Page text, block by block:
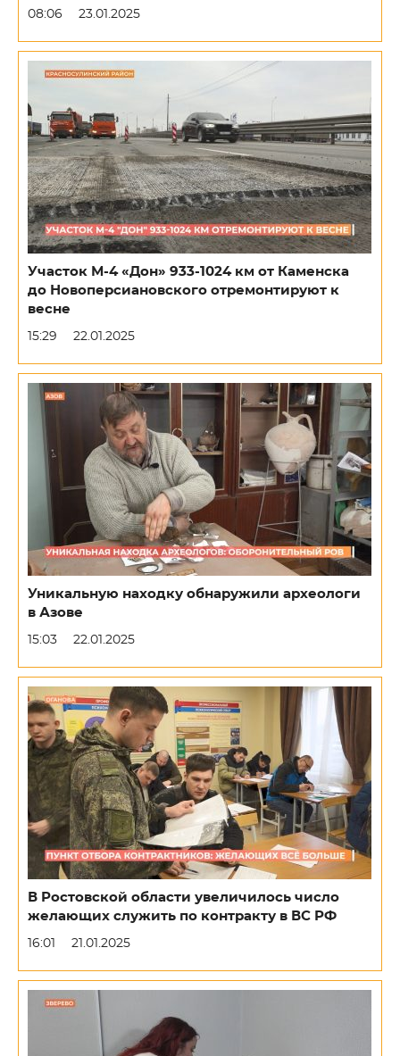
08:06 23.01.2025
Участок М-4 «Дон» 933-1024 км от Каменска
до Новоперсиановского отремонтируют к
весне
15:29 22.01.2025
Уникальную находку обнаружили археологи
в Азове
15:03 22.01.2025
В Ростовской области увеличилось число
желающих служить по контракту в ВС РФ
16:01 21.01.2025